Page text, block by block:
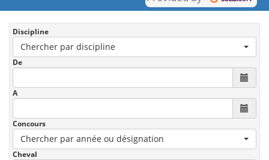
Discipline
Chercher par discipline
De
A
Concours
Chercher par année ou désignation
Cheval